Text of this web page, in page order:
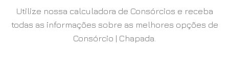
Utilize nossa calculadora de Consórcios e receba
todas as informações sobre as melhores opções de
Consórcio | Chapada.